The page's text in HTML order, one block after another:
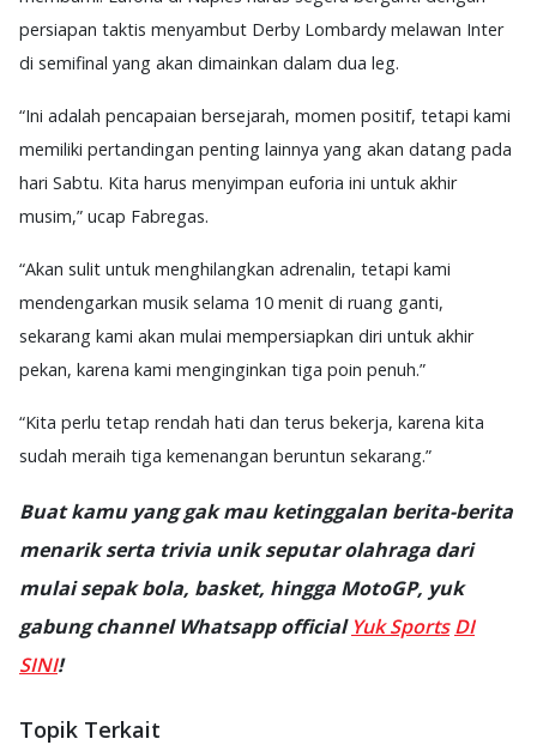
persiapan taktis menyambut Derby Lombardy melawan Inter
di semifinal yang akan dimainkan dalam dua leg.
“Ini adalah pencapaian bersejarah, momen positif, tetapi kami
memiliki pertandingan penting lainnya yang akan datang pada
hari Sabtu. Kita harus menyimpan euforia ini untuk akhir
musim,” ucap Fabregas.
“Akan sulit untuk menghilangkan adrenalin, tetapi kami
mendengarkan musik selama 10 menit di ruang ganti,
sekarang kami akan mulai mempersiapkan diri untuk akhir
pekan, karena kami menginginkan tiga poin penuh.”
“Kita perlu tetap rendah hati dan terus bekerja, karena kita
sudah meraih tiga kemenangan beruntun sekarang.”
Buat kamu yang gak mau ketinggalan berita-berita
menarik serta trivia unik seputar olahraga dari
mulai sepak bola, basket, hingga MotoGP, yuk
gabung channel Whatsapp official Yuk Sports DI
SINI!
Topik Terkait